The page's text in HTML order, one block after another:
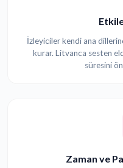
İzleyiciler kendi ana
kurar. Litvanca sesten
süresini
Zaman ve